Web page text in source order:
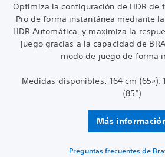
Optimiza la configuración de HDR de
Pro de forma instantánea mediante
HDR Automática, y maximiza la
juego gracias a la capacidad de
modo de juego de forma
Medidas disponibles: 164 cm (65»),
(85")
Más
Preguntas frecuentes de